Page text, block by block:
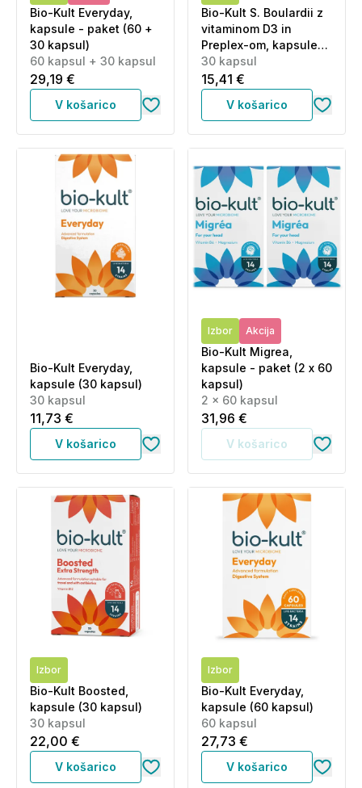
Bio-Kult Everyday,
kapsule - paket (60 +
30 kapsul)
60 kapsul + 30 kapsul
29,19 €
V košarico
Bio-Kult S. Boulardii z
vitaminom D3 in
Preplex-om, kapsule
(30 kapsul)
30 kapsul
15,41 €
V košarico
Bio-Kult Everyday,
kapsule (30 kapsul)
30 kapsul
11,73 €
V košarico
Izbor Akcija
Bio-Kult Migrea,
kapsule - paket (2 x 60
kapsul)
2 x 60 kapsul
31,96 €
V košarico
Izbor
Bio-Kult Boosted,
kapsule (30 kapsul)
30 kapsul
22,00 €
V košarico
Izbor
Bio-Kult Everyday,
kapsule (60 kapsul)
60 kapsul
27,73 €
V košarico